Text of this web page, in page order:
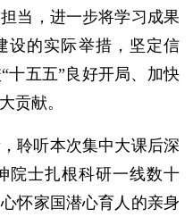
当，进一步将学习成果
设的实际举措，坚定信
十五五”良好开局、加快
贡献。
聆听本次集中大课后深
院士扎根科研一线数十
怀家国潜心育人的亲身